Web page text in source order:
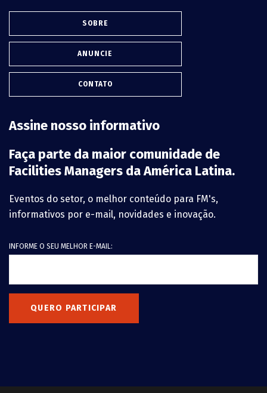
SOBRE
ANUNCIE
CONTATO
Assine nosso informativo
Faça parte da maior comunidade de
Facilities Managers da América Latina.
Eventos do setor, o melhor conteúdo para FM's,
informativos por e-mail, novidades e inovação.
INFORME O SEU MELHOR E-MAIL:
QUERO PARTICIPAR